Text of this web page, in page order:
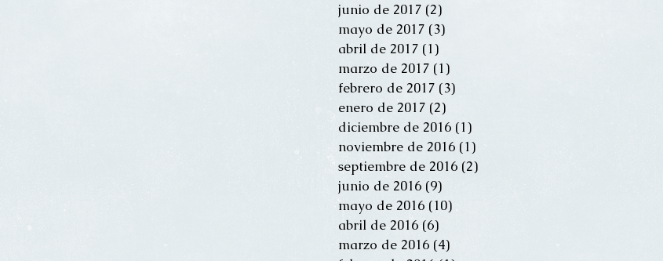
junio de 2017 (2)
mayo de 2017 (3)
abril de 2017 (1)
marzo de 2017 (1)
febrero de 2017 (3)
enero de 2017 (2)
diciembre de 2016 (1)
noviembre de 2016 (1)
septiembre de 2016 (2)
junio de 2016 (9)
mayo de 2016 (10)
abril de 2016 (6)
marzo de 2016 (4)